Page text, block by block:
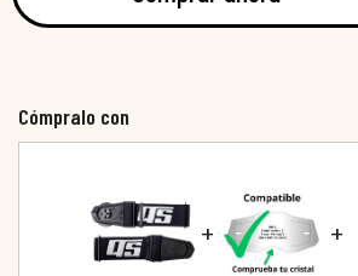
Cómpralo con
+ +